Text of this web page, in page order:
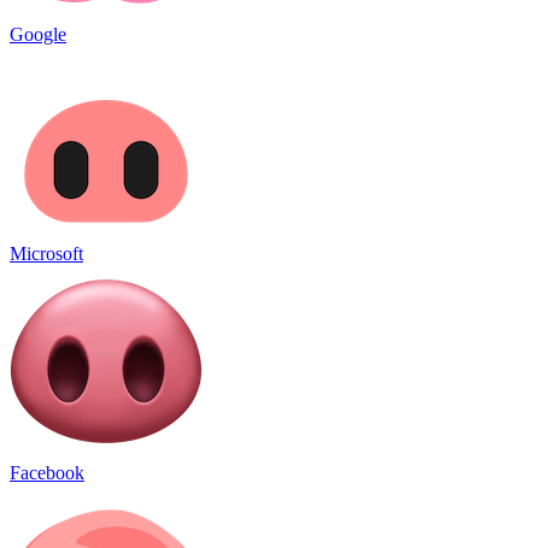
Google
Microsoft
Facebook